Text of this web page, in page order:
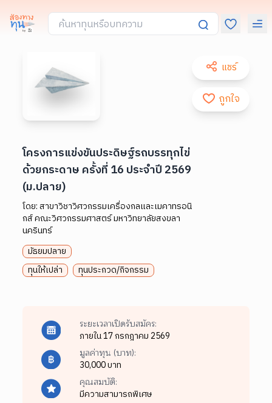
แชร์
ถูกใจ
โครงการแข่งขันประดิษฐ์รถบรรทุกไข่
ด้วยกระดาษ ครั้งที่ 16 ประจำปี 2569
(ม.ปลาย)
โดย:สาขาวิชาวิศวกรรมเครื่องกลและเมคาทรอนิ
กส์ คณะวิศวกรรมศาสตร์ มหาวิทยาลัยสงขลา
นครินทร์
มัธยมปลาย
ทุนให้เปล่า
ทุนประกวด/กิจกรรม
ระยะเวลาเปิดรับสมัคร:
ภายใน 17 กรกฎาคม 2569
มูลค่าทุน (บาท):
30,000 บาท
คุณสมบัติ:
มีความสามารถพิเศษ